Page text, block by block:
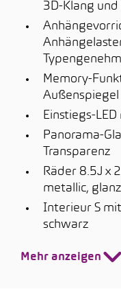
3D-Klang
Memory-
Außenspiegel
Einstiegs-
Panorama-
Transparenz
Räder 8.5J x
metallic,
Interieur S
schwarz
Mehr anzeigen